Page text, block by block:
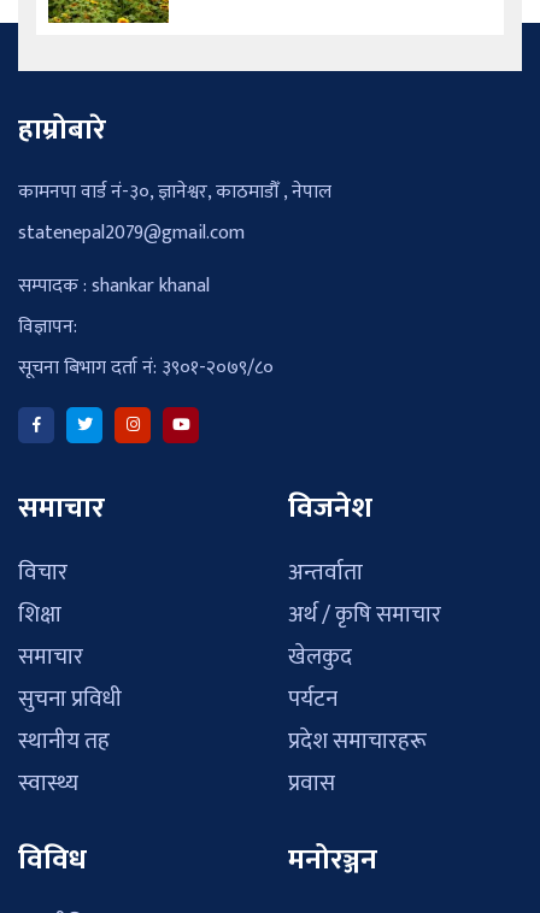
हाम्रोबारे
कामनपा वार्ड नं-३०, ज्ञानेश्वर, काठमाडौँ , नेपाल
statenepal2079@gmail.com
सम्पादक : shankar khanal
विज्ञापन:
सूचना बिभाग दर्ता नं: ३९०१-२०७९/८०
समाचार
विचार
शिक्षा
समाचार
सुचना प्रविधी
स्थानीय तह
स्वास्थ्य
विजनेश
अन्तर्वाता
अर्थ / कृषि समाचार
खेलकुद
पर्यटन
प्रदेश समाचारहरू
प्रवास
विविध मनोरञ्जन